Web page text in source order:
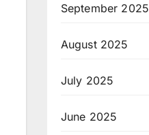
September 2025
August 2025
July 2025
June 2025